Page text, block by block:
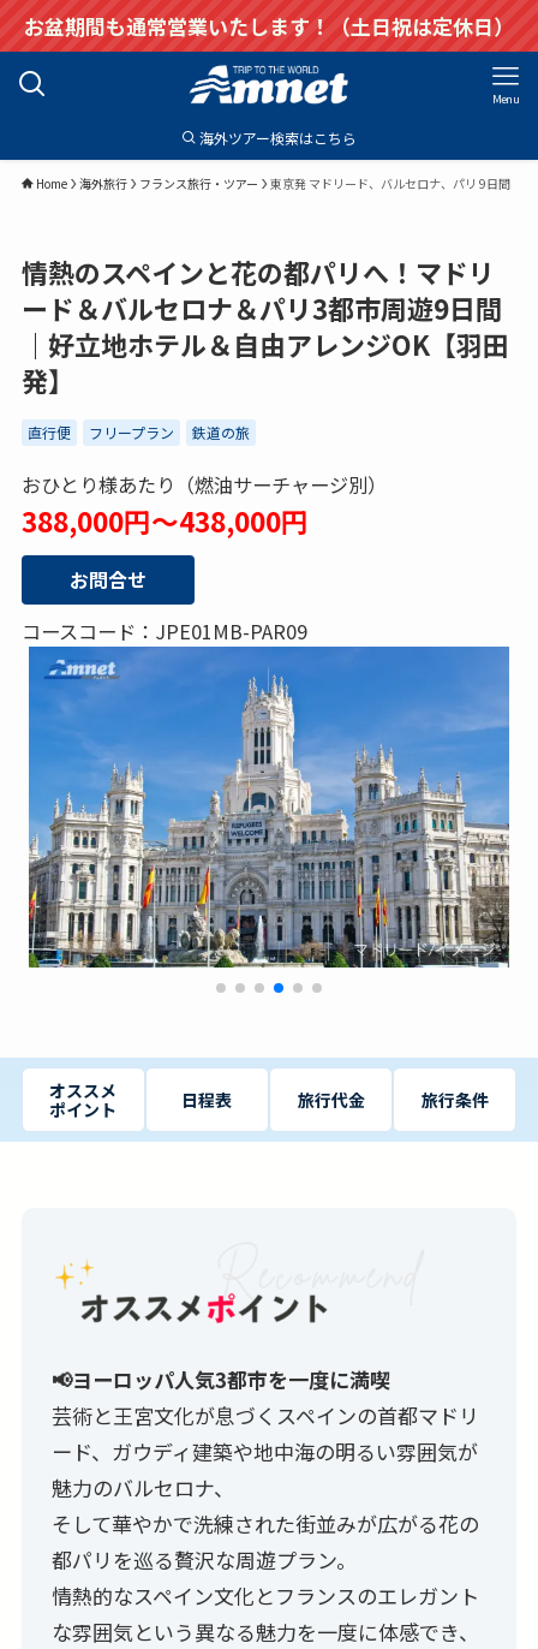
お盆期間も通常営業いたします！（土日祝は定休日）
Menu
海外ツアー検索はこちら
Home 海外旅行 フランス旅行・ツアー 東京発 マドリード、バルセロナ、パリ 9日間
情熱のスペインと花の都パリへ！マドリ
ード＆バルセロナ＆パリ3都市周遊9日間
｜好立地ホテル＆自由アレンジOK【羽田
発】
直行便 フリープラン 鉄道の旅
おひとり様あたり（燃油サーチャージ別）
388,000円～438,000円
お問合せ
コースコード：JPE01MB-PAR09
オススメ
ポイント
日程表 旅行代金 旅行条件
📢ヨーロッパ人気3都市を一度に満喫
芸術と王宮文化が息づくスペインの首都マドリ
ード、ガウディ建築や地中海の明るい雰囲気が
魅力のバルセロナ、
そして華やかで洗練された街並みが広がる花の
都パリを巡る贅沢な周遊プラン。
情熱的なスペイン文化とフランスのエレガント
な雰囲気という異なる魅力を一度に体感でき、